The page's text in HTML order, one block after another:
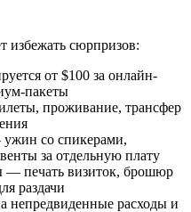
избежать сюрпризов:
от $100 за онлайн-
пакеты
проживание, трансфер
со спикерами,
за отдельную плату
— печать визиток, брошюр
раздачи
непредвиденные расходы и